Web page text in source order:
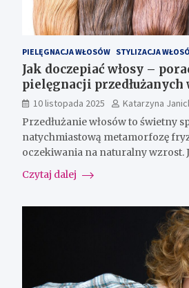
PIELĘGNACJA WŁOSÓW STYLIZACJA
Jak doczepiać włosy –
pielęgnacji przedłużanych
10 listopada 2025
Katarzyna
Przedłużanie włosów to świetny
natychmiastową metamorfozę
oczekiwania na naturalny wzrost.
Czytaj dalej